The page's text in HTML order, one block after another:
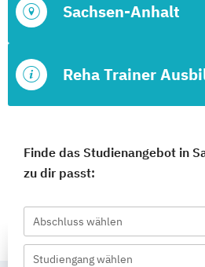
Reha Trainer
Sachsen-Anhalt
Finde das Studienangebot in
zu dir passt:
Abschluss wählen
Studiengang wählen